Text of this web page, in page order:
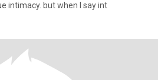
intimacy. but when I say int